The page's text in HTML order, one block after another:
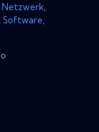
Netzwerk
Software